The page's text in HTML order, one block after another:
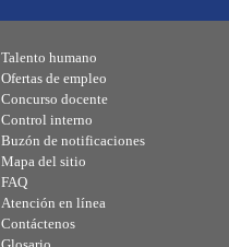
Talento humano
Ofertas de empleo
Concurso docente
Control interno
Buzón de notificaciones
Mapa del sitio
FAQ
Atención en línea
Contáctenos